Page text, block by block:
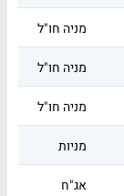
מניה חו"ל
מניה חו"ל
מניה חו"ל
מניות
אג"ח